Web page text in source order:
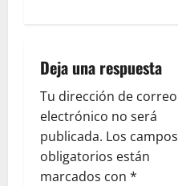
Deja una respuesta
Tu dirección de correo
electrónico no será
publicada. Los campos
obligatorios están
marcados con *